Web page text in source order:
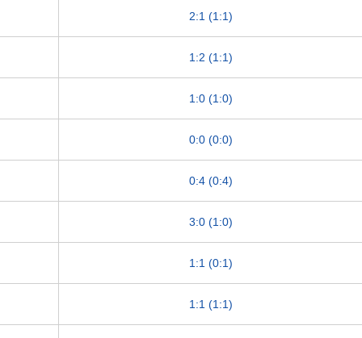
2:1 (1:1)
1:2 (1:1)
1:0 (1:0)
0:0 (0:0)
0:4 (0:4)
3:0 (1:0)
1:1 (0:1)
1:1 (1:1)